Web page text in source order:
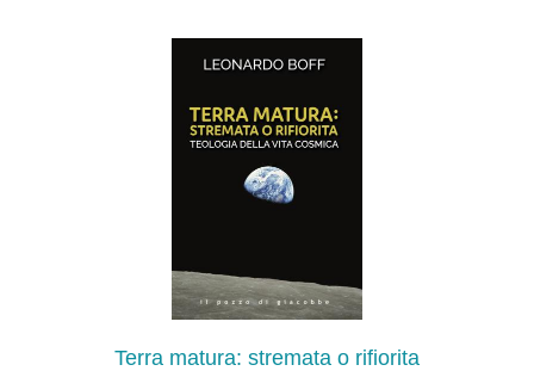
Terra matura: stremata o rifiorita